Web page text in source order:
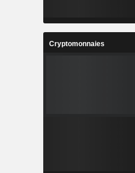
Cryptomonnaies